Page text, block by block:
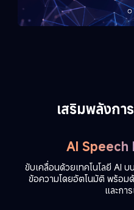
เสริมพลังก
AI Speech
ขับเคลื่อนด้วยเทคโนโลยี AI
ข้อความโดยอัตโนมัติ พร้อม
และกา